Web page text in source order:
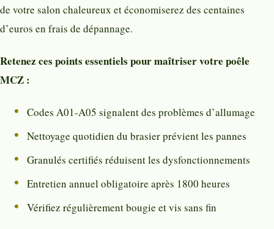
de votre salon chaleureux et économiserez des centaines
d’euros en frais de dépannage.
Retenez ces points essentiels pour maîtriser votre poêle
MCZ :
Codes A01-A05 signalent des problèmes d’allumage
Nettoyage quotidien du brasier prévient les pannes
Granulés certifiés réduisent les dysfonctionnements
Entretien annuel obligatoire après 1800 heures
Vérifiez régulièrement bougie et vis sans fin